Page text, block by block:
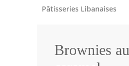
Tajines
Viandes
Pâtisseries Libanaises
Brownies au